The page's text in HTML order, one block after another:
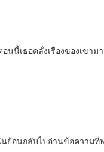
อนนี้เธอคลั่งเรื่องของเขาม
อนกลับไปอ่านข้อความที่พ